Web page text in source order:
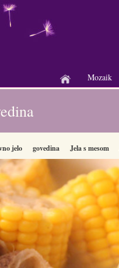
+
Mozaik
jelo govedina Jela s mesom